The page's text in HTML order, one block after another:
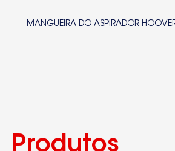
MANGUEIRA DO ASPIRADOR
Produtos